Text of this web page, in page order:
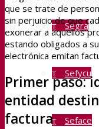
Segra
Sefycu
Seface
que se trate de
sin perjuicio de que
exonerar a aquellos
estando obligados a
electrónica emitan
Primer paso:
entidad
factura